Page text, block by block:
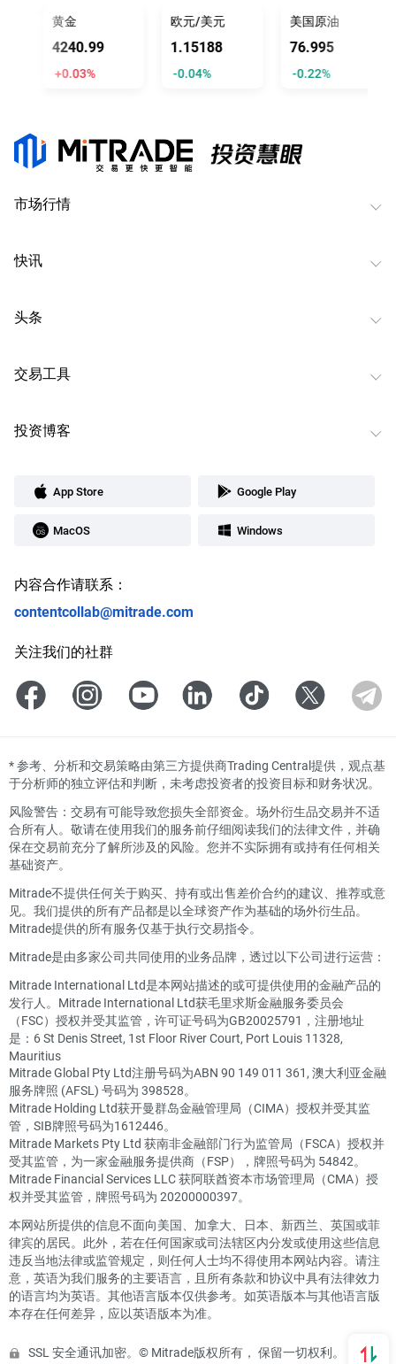
黄金
4240.99
+0.03%
欧元/美元
1.15186
-0.04%
美国原油
76.995
-0.22%
市场行情
快讯
头条
交易工具
投资博客
App Store Google Play
MacOS Windows
内容合作请联系：
contentcollab@mitrade.com
关注我们的社群
*参考、分析和交易策略由第三方提供商Trading Central提供，观点基
于分析师的独立评估和判断，未考虑投资者的投资目标和财务状况。
风险警告：交易有可能导致您损失全部资金。场外衍生品交易并不适
合所有人。敬请在使用我们的服务前仔细阅读我们的法律文件，并确
保在交易前充分了解所涉及的风险。您并不实际拥有或持有任何相关
基础资产。
Mitrade不提供任何关于购买、持有或出售差价合约的建议、推荐或意
见。我们提供的所有产品都是以全球资产作为基础的场外衍生品。
Mitrade提供的所有服务仅基于执行交易指令。
Mitrade是由多家公司共同使用的业务品牌，透过以下公司进行运营：
Mitrade International Ltd是本网站描述的或可提供使用的金融产品的
发行人。Mitrade International Ltd获毛里求斯金融服务委员会
（FSC）授权并受其监管，许可证号码为GB20025791，注册地址
是：6 St Denis Street, 1st Floor River Court, Port Louis 11328,
Mauritius
Mitrade Global Pty Ltd注册号码为ABN 90 149 011 361, 澳大利亚金融
服务牌照 (AFSL) 号码为 398528。
Mitrade Holding Ltd获开曼群岛金融管理局（CIMA）授权并受其监
管，SIB牌照号码为1612446。
Mitrade Markets Pty Ltd 获南非金融部门行为监管局（FSCA）授权并
受其监管，为一家金融服务提供商（FSP），牌照号码为 54842。
Mitrade Financial Services LLC 获阿联酋资本市场管理局（CMA）授
权并受其监管，牌照号码为 20200000397。
本网站所提供的信息不面向美国、加拿大、日本、新西兰、英国或菲
律宾的居民。此外，若在任何国家或司法辖区内分发或使用这些信息
违反当地法律或监管规定，则任何人士均不得使用本网站内容。请注
意，英语为我们服务的主要语言，且所有条款和协议中具有法律效力
的语言均为英语。其他语言版本仅供参考。如英语版本与其他语言版
本存在任何差异，应以英语版本为准。
SSL 安全通讯加密。© Mitrade版权所有， 保留一切权利。